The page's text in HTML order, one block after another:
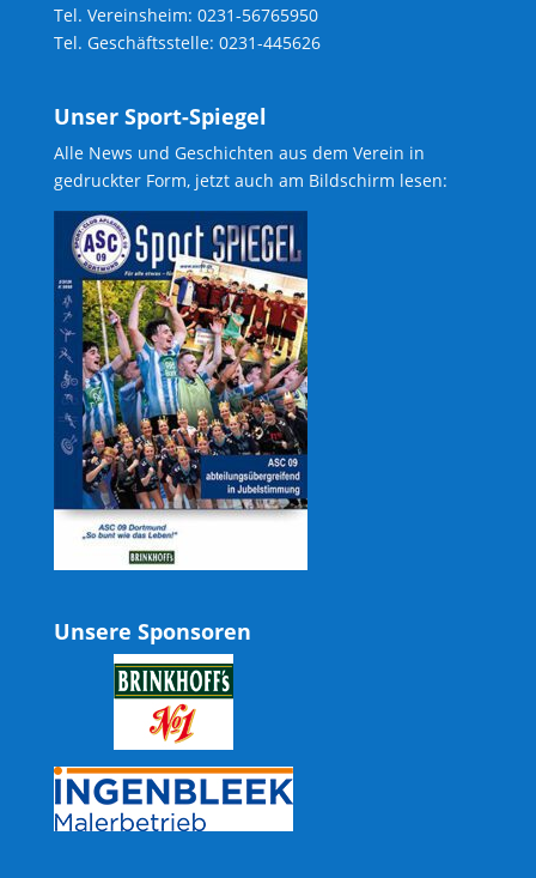
Tel. Vereinsheim: 0231-56765950
Tel. Geschäftsstelle: 0231-445626
Unser Sport-Spiegel
Alle News und Geschichten aus dem Verein in
gedruckter Form, jetzt auch am Bildschirm lesen:
Unsere Sponsoren